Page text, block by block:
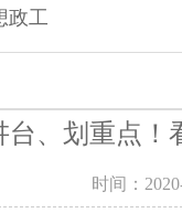
预决算公开
工作报告
政工
台、划重点
时间：